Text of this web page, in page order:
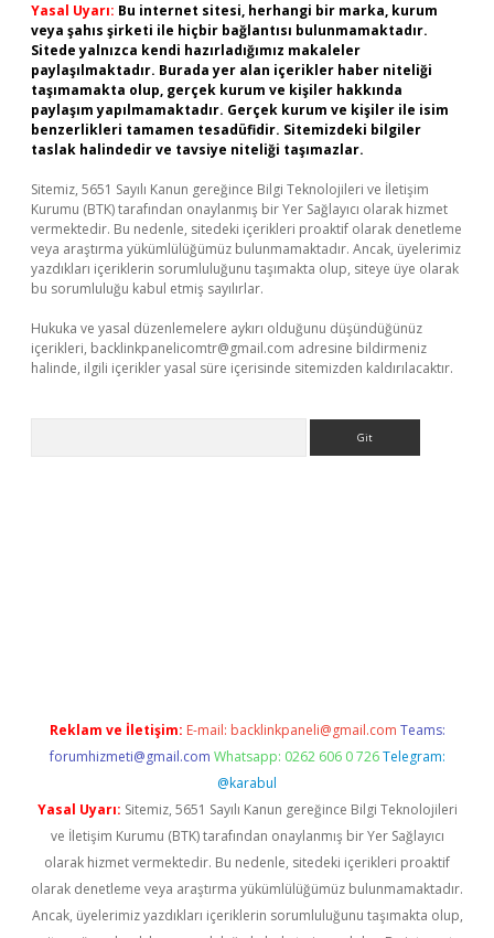
Yasal Uyarı: Bu internet sitesi, herhangi bir marka, kurum
veya şahıs şirketi ile hiçbir bağlantısı bulunmamaktadır.
Sitede yalnızca kendi hazırladığımız makaleler
paylaşılmaktadır. Burada yer alan içerikler haber niteliği
taşımamakta olup, gerçek kurum ve kişiler hakkında
paylaşım yapılmamaktadır. Gerçek kurum ve kişiler ile isim
benzerlikleri tamamen tesadüfidir. Sitemizdeki bilgiler
taslak halindedir ve tavsiye niteliği taşımazlar.
Sitemiz, 5651 Sayılı Kanun gereğince Bilgi Teknolojileri ve İletişim
Kurumu (BTK) tarafından onaylanmış bir Yer Sağlayıcı olarak hizmet
vermektedir. Bu nedenle, sitedeki içerikleri proaktif olarak denetleme
veya araştırma yükümlülüğümüz bulunmamaktadır. Ancak, üyelerimiz
yazdıkları içeriklerin sorumluluğunu taşımakta olup, siteye üye olarak
bu sorumluluğu kabul etmiş sayılırlar.
Hukuka ve yasal düzenlemelere aykırı olduğunu düşündüğünüz
içerikleri, backlinkpanelicomtr@gmail.com adresine bildirmeniz
halinde, ilgili içerikler yasal süre içerisinde sitemizden kaldırılacaktır.
Reklam ve İletişim: E-mail: backlinkpaneli@gmail.com Teams:
forumhizmeti@gmail.com Whatsapp: 0262 606 0 726 Telegram:
@karabul
Yasal Uyarı: Sitemiz, 5651 Sayılı Kanun gereğince Bilgi Teknolojileri
ve İletişim Kurumu (BTK) tarafından onaylanmış bir Yer Sağlayıcı
olarak hizmet vermektedir. Bu nedenle, sitedeki içerikleri proaktif
olarak denetleme veya araştırma yükümlülüğümüz bulunmamaktadır.
Ancak, üyelerimiz yazdıkları içeriklerin sorumluluğunu taşımakta olup,